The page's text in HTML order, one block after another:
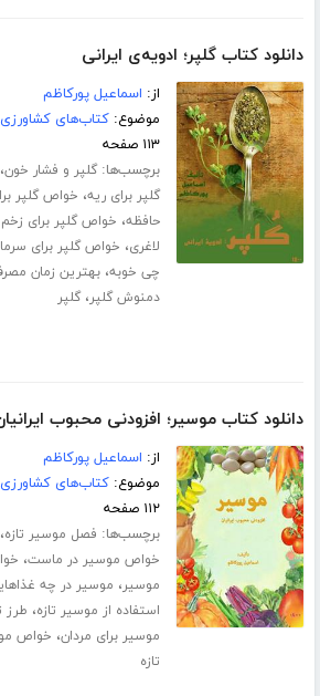
دانلود کتاب گلپر؛ ادویه‌ی ایرانی
از: اسماعیل پورکاظم
موضوع:کتاب‌های کشاورزی
۱۱۳ صفحه
برچسب‌ها:گلپر و فشار خون،
گلپر برای ریه، خواص گلپر
حافظه، خواص گلپر برای
لاغری، خواص گلپر برای
چی خوبه،بهترین زمان
دمنوش گلپر،گلپر
دانلود کتاب موسیر؛ افزودنی محبوب
از: اسماعیل پورکاظم
موضوع:کتاب‌های کشاورزی
۱۱۲ صفحه
برچسب‌ها: فصل موسیر تازه،
خواص موسیر در ماست،
موسیر، موسیر در چه
استفاده از موسیر تازه، طرز
موسیر برای مردان، خواص
تازه